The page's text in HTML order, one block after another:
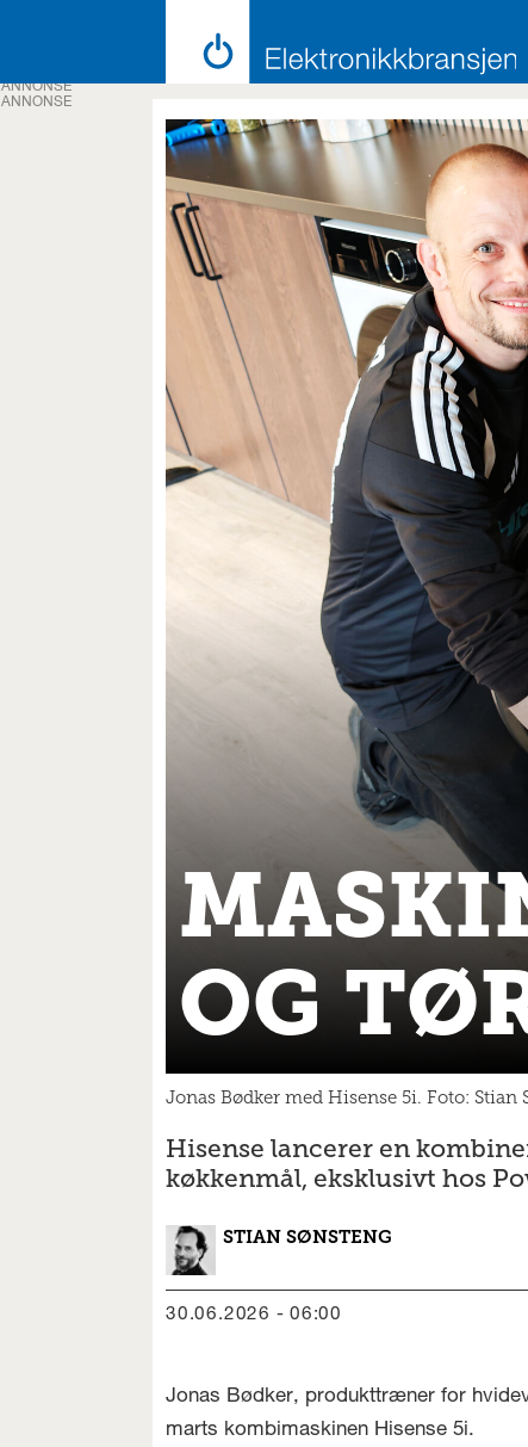
OG
Jonas Bødker med Hisense 5i. Foto: Stian
Hisense lancerer en
køkkenmål, eksklusivt hos
STIAN SØNSTENG
30.06.2026 - 06:00
Jonas Bødker, produkttræner for
marts kombimaskinen Hisense 5i.
ANNONSE
ANNONSE